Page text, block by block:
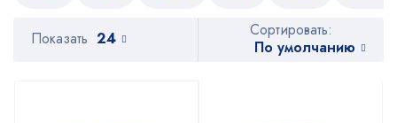
Сортировать:
По умолчанию
Показать 24